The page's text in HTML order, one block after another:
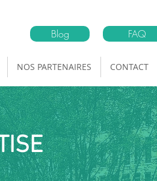
Blog FAQ
NOS PARTENAIRES CONTACT